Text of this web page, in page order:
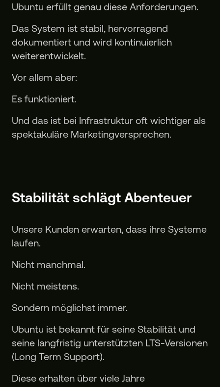
Ubuntu erfüllt genau diese Anforderungen.
Das System ist stabil, hervorragend
dokumentiert und wird kontinuierlich
weiterentwickelt.
Vor allem aber:
Es funktioniert.
Und das ist bei Infrastruktur oft wichtiger als
spektakuläre Marketingversprechen.
Stabilität schlägt Abenteuer
Unsere Kunden erwarten, dass ihre Systeme
laufen.
Nicht manchmal.
Nicht meistens.
Sondern möglichst immer.
Ubuntu ist bekannt für seine Stabilität und
seine langfristig unterstützten LTS-Versionen
(Long Term Support).
Diese erhalten über viele Jahre